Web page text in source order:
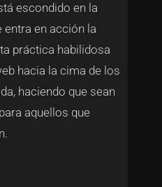
escondido en la
entra en acción la
práctica habilidosa
hacia la cima de los
haciendo que sean
aquellos que